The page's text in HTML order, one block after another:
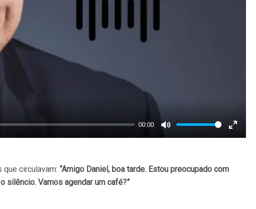
00:00
Mute
Enter
circulavam: “Amigo Daniel, boa tarde. Estou preocupado com
silêncio. Vamos agendar um café?”